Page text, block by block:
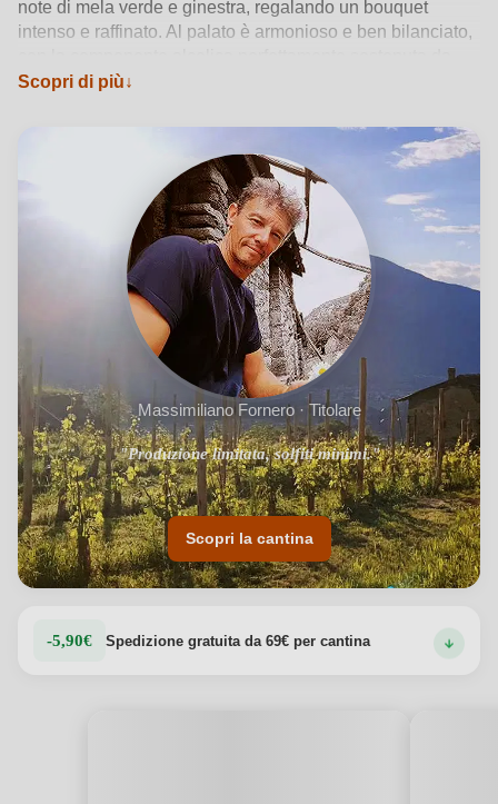
note di mela verde e ginestra, regalando un bouquet
intenso e raffinato. Al palato è armonioso e ben bilanciato,
una vibrante sapidità. Il finale è complesso e persistente,
Scopri di più
Massimiliano Fornero · Titolare
"Produzione limitata, solfiti minimi."
Scopri la cantina
-5,90€ Spedizione gratuita da 69€ per cantina